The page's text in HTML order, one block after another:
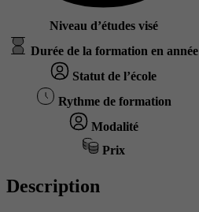
Niveau d’études visé
Durée de la formation en année
Statut de l’école
Rythme de formation
Modalité
Prix
Description